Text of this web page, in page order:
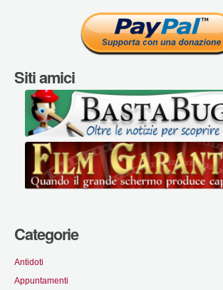
Siti amici
Categorie
Antidoti
Appuntamenti